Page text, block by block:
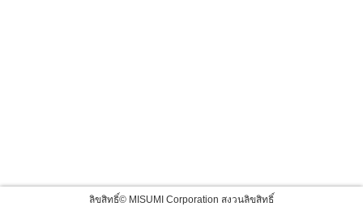
ลิขสิทธิ์© MISUMI Corporation สงวนลิขสิทธิ์